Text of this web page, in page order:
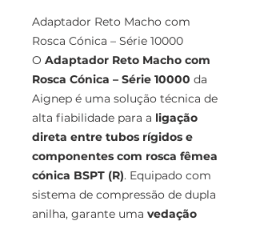
Adaptador Reto Macho com
Rosca Cónica – Série 10000
O Adaptador Reto Macho com
Rosca Cónica – Série 10000 da
Aignep é uma solução técnica de
alta fiabilidade para a ligação
direta entre tubos rígidos e
componentes com rosca fêmea
cónica BSPT (R). Equipado com
sistema de compressão de dupla
anilha, garante uma vedação